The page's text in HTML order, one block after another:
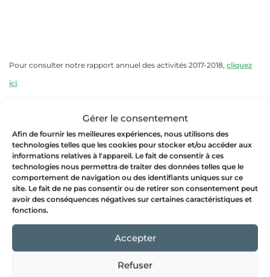
Gérer le consentement
Afin de fournir les meilleures expériences, nous utilisons des
technologies telles que les cookies pour stocker et/ou accéder aux
informations relatives à l'appareil. Le fait de consentir à ces
technologies nous permettra de traiter des données telles que le
comportement de navigation ou des identifiants uniques sur ce
site. Le fait de ne pas consentir ou de retirer son consentement peut
avoir des conséquences négatives sur certaines caractéristiques et
fonctions.
Accepter
Refuser
Pour consulter notre rapport annuel des activités 2017-2018, cliquez
ici.
JE M'INSCRIS À L'INFOLETTRE